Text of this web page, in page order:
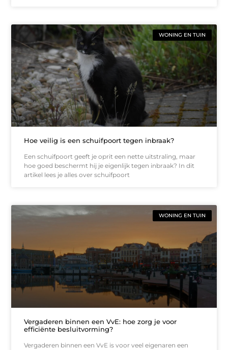
WONING EN TUIN
Hoe veilig is een schuifpoort tegen inbraak?
Een schuifpoort geeft je oprit een nette uitstraling, maar
hoe goed beschermt hij je eigenlijk tegen inbraak? In dit
artikel lees je alles over schuifpoort
WONING EN TUIN
Vergaderen binnen een VvE: hoe zorg je voor
efficiënte besluitvorming?
Vergaderen binnen een VvE is voor veel eigenaren een